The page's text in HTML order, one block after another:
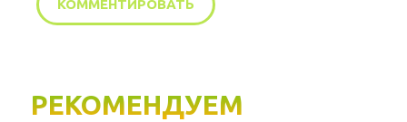
РЕКОМЕНДУЕМ